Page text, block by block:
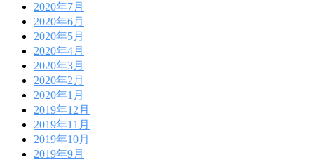
2020年7月
2020年6月
2020年5月
2020年4月
2020年3月
2020年2月
2020年1月
2019年12月
2019年11月
2019年10月
2019年9月